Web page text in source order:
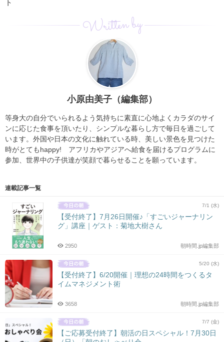
ト
Written by
小原由美子（編集部）
等身大の自分でいられるよう気持ちに素直に心地よくカラダのサイ
ンに応じた食事を頂いたり、シンプルな暮らし方で毎日を過ごして
います。外国や日本の文化に触れている時、美しい景色を見つけた
時がとてもhappy! アフリカやアジアへ給食を届けるプログラムに
参加、世界中の子供達が笑顔で暮らせることを願っています。
連載記事一覧
7/1 (水)
【受付終了】7月26日開催♪「すごいジャーナリン
グ」講座｜ゲスト：菊地大樹さん
朝時間.jp編集部
2950
5/20 (水)
【受付終了】6/20開催｜理想の24時間をつくるタ
イムマネジメント術
朝時間.jp編集部
3658
7/7 (金)
【ご応募受付終了】朝活の日スペシャル！7月30日